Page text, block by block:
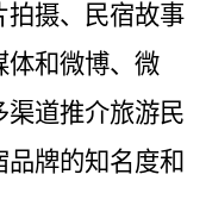
拍摄、民宿故事
体和微博、微
道推介旅游民
牌的知名度和